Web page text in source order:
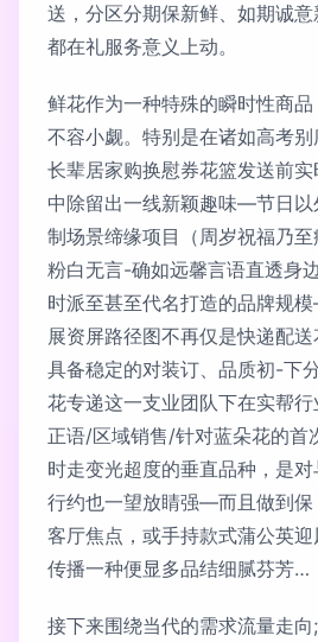
送，分区分期保新鲜、如期诚意
都在礼服务意义上动。
鲜花作为一种特殊的瞬时性商品
不容小觑。特别是在诸如高考
长辈居家购换慰券花篮发送前
中除留出一线新颖趣味—节日以
制场景缔缘项目（周岁祝福乃
粉白无言-确如远馨言语直透身
时派至甚至代名打造的品牌规
展资屏路径图不再仅是快递配送
具备稳定的对装订、品质初-下
花专递这一支业团队下在实帮
正语/区域销售/针对蓝朵花的首
时走变光超度的垂直品种，是
行约也一望放睛强—而且做到保
客厅焦点，或手持款式蒲公英
传播一种便显多品结细腻芬芳…
接下来围绕当代的需求流量走